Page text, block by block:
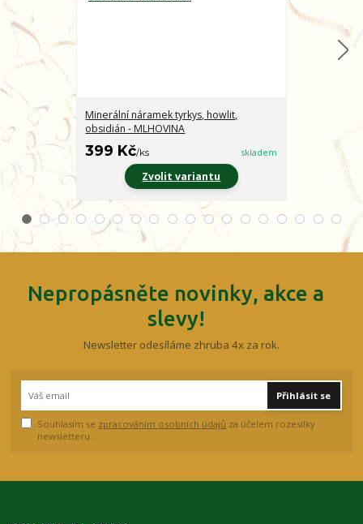
Minerální náramek tyrkys, howlit,
obsidián - MLHOVINA
399 Kč/ks skladem
Zvolit variantu
399 Kč
Nepropásněte novinky, akce a
slevy!
Newsletter odesíláme zhruba 4x za rok.
Přihlásit se
Souhlasím se zpracováním osobních údajů za účelem rozesílky
newsletteru.